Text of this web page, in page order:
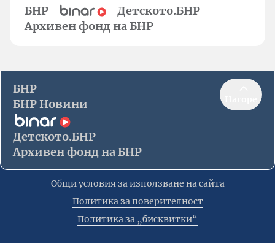
БНР
Детското.БНР
Архивен фонд на БНР
БНР
БНР Новини
Детското.БНР
Архивен фонд на БНР
Общи условия за използване на сайта
Политика за поверителност
Политика за „бисквитки“